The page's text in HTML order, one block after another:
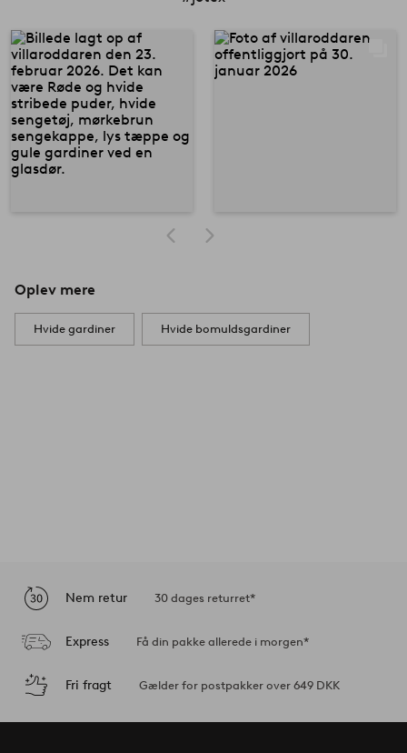
Oplev mere
Hvide gardiner Hvide bomuldsgardiner
Nem retur 30 dages returret*
Express Få din pakke allerede i morgen*
Fri fragt Gælder for postpakker over 649 DKK